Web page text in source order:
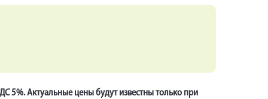
5%. Актуальные цены будут известны только при